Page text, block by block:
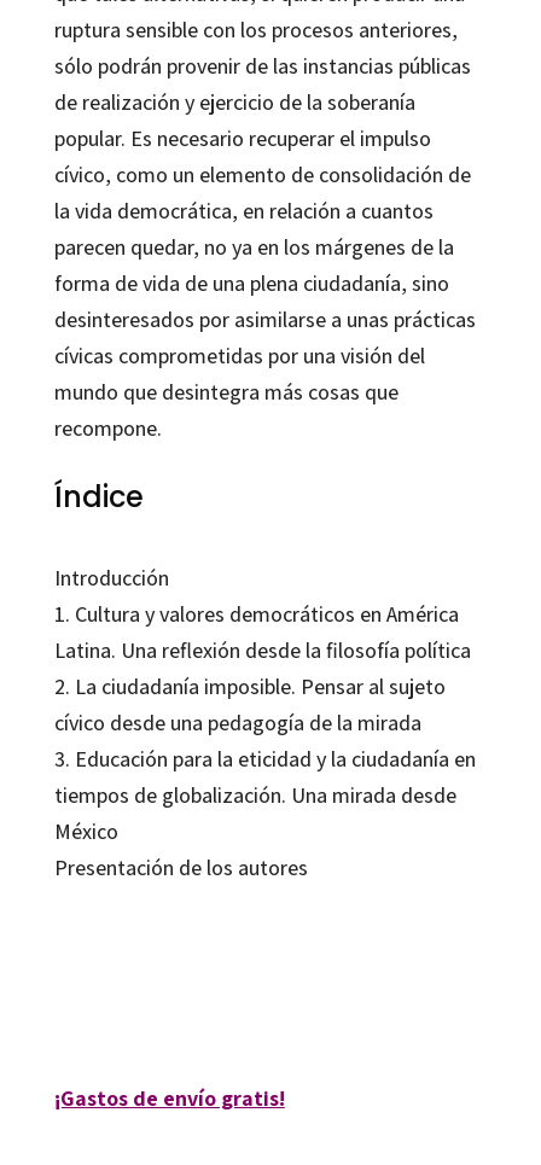
ruptura sensible con los procesos anteriores,
sólo podrán provenir de las instancias públicas
de realización y ejercicio de la soberanía
popular. Es necesario recuperar el impulso
cívico, como un elemento de consolidación de
la vida democrática, en relación a cuantos
parecen quedar, no ya en los márgenes de la
forma de vida de una plena ciudadanía, sino
desinteresados por asimilarse a unas prácticas
cívicas comprometidas por una visión del
mundo que desintegra más cosas que
recompone.
Índice
Introducción
1. Cultura y valores democráticos en América
Latina. Una reflexión desde la filosofía política
2. La ciudadanía imposible. Pensar al sujeto
cívico desde una pedagogía de la mirada
3. Educación para la eticidad y la ciudadanía en
tiempos de globalización. Una mirada desde
México
Presentación de los autores
¡Gastos de envío gratis!